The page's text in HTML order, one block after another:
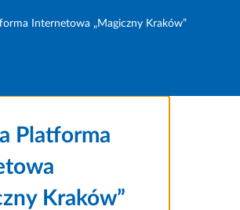
Internetowa „Magiczny Kraków”
Platforma
Kraków”